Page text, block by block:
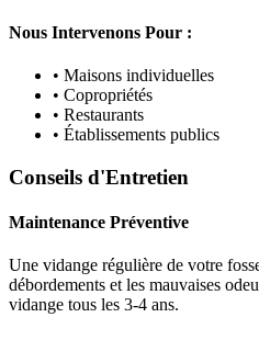
Nous Intervenons Pour :
• Maisons individuelles
• Copropriétés
• Restaurants
• Établissements publics
Conseils d'Entretien
Maintenance Préventive
Une vidange régulière de votre
débordements et les mauvaises
vidange tous les 3-4 ans.